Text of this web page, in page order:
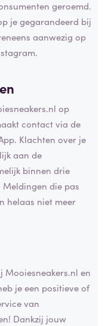
geroemd.
je gegarandeerd bij
aanwezig op
op
contact via de
Klachten over je
aan de
binnen drie
die pas
helaas niet meer
Mooiesneakers.nl en
je een positieve of
van
Dankzij jouw